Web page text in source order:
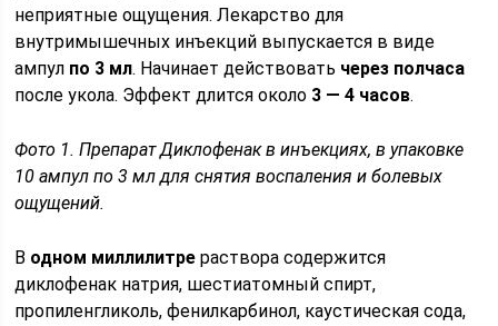
неприятные ощущения. Лекарство для
внутримышечных инъекций выпускается в виде
ампул по 3 мл. Начинает действовать через полчаса
после укола. Эффект длится около 3 — 4 часов.
Фото 1. Препарат Диклофенак в инъекциях, в упаковке
10 ампул по 3 мл для снятия воспаления и болевых
ощущений.
В одном миллилитре раствора содержится
диклофенак натрия, шестиатомный спирт,
пропиленгликоль, фенилкарбинол, каустическая сода,